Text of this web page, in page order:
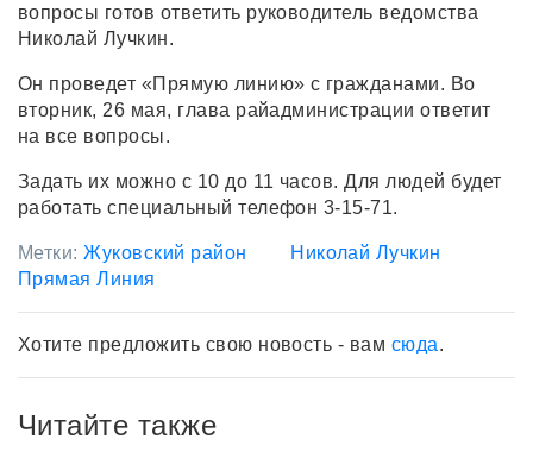
вопросы готов ответить руководитель ведомства
Николай Лучкин.
Он проведет «Прямую линию» с гражданами. Во
вторник, 26 мая, глава райадминистрации ответит
на все вопросы.
Задать их можно с 10 до 11 часов. Для людей будет
работать специальный телефон 3-15-71.
Метки:Жуковский район
Николай Лучкин
Прямая Линия
Хотите предложить свою новость - вам сюда.
Читайте также